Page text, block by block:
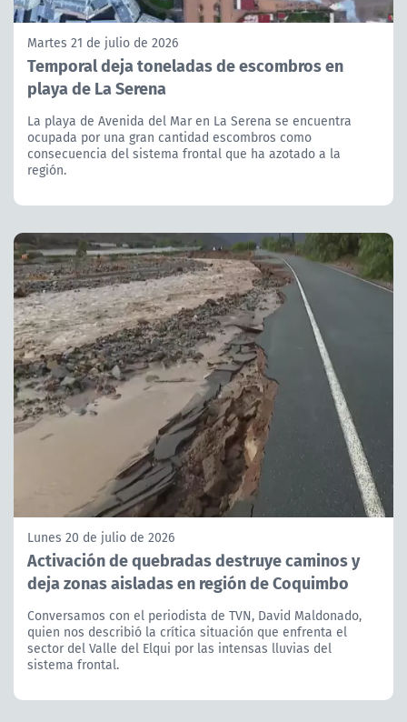
Martes 21 de julio de 2026
Temporal deja toneladas de escombros en
playa de La Serena
La playa de Avenida del Mar en La Serena se encuentra
ocupada por una gran cantidad escombros como
consecuencia del sistema frontal que ha azotado a la
región.
Lunes 20 de julio de 2026
Activación de quebradas destruye caminos y
deja zonas aisladas en región de Coquimbo
Conversamos con el periodista de TVN, David Maldonado,
quien nos describió la crítica situación que enfrenta el
sector del Valle del Elqui por las intensas lluvias del
sistema frontal.